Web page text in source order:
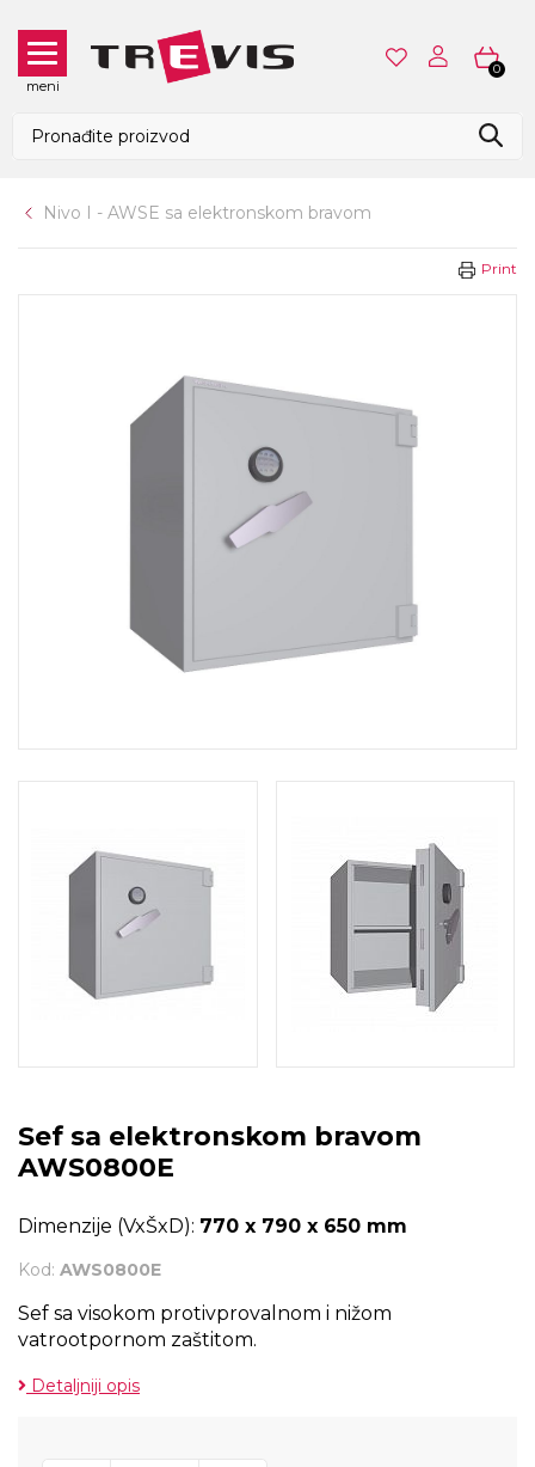
meni
0
Nivo I - AWSE sa elektronskom bravom
Print
Sef sa elektronskom bravom
AWS0800E
Dimenzije (VxŠxD): 770 x 790 x 650 mm
Kod: AWS0800E
Sef sa visokom protivprovalnom i nižom
vatrootpornom zaštitom.
Detaljniji opis